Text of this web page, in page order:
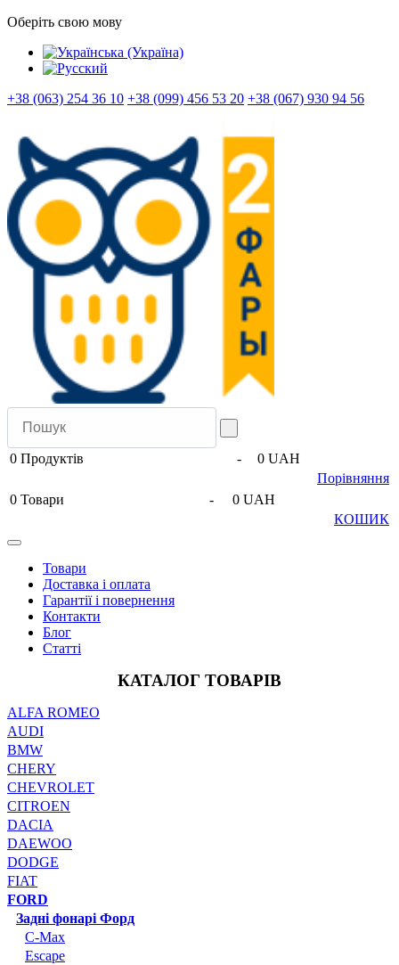
Оберіть свою мову
+38 (063) 254 36 10 +38 (099) 456 53 20 +38 (067) 930 94 56
0 Продуктів -
0 UAH
Порівняння
0 Товари -
0 UAH
КОШИК
Товари
Доставка і оплата
Гарантії і повернення
Контакти
Блог
Статті
КАТАЛОГ ТОВАРІВ
ALFA ROMEO
AUDI
BMW
CHERY
CHEVROLET
CITROEN
DACIA
DAEWOO
DODGE
FIAT
FORD
Задні фонарі Форд
C-Max
Escape